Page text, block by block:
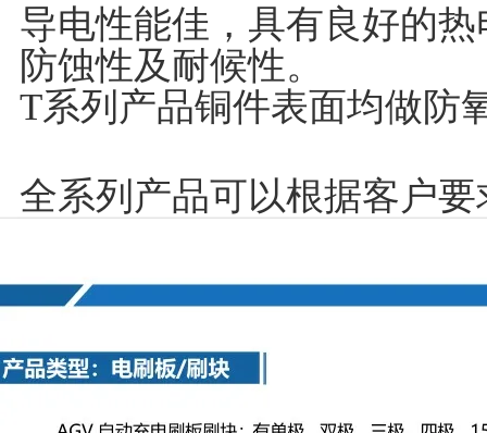
导电性能佳，具有良好的
防蚀性及耐候性。
T系列产品铜件表面均做防
全系列产品可以根据客户